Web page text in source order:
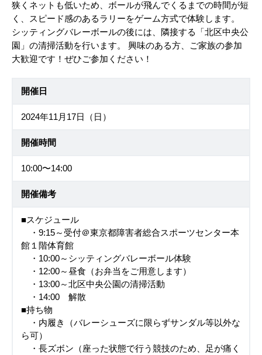
狭くネットも低いため、ボールが飛んでくるまでの時間が短
く、スピード感のあるラリーをゲーム方式で体験します。
シッティングバレーボールの後には、隣接する「北区中央公
園」の清掃活動を行います。 興味のある方、ご家族の参加
大歓迎です！ぜひご参加ください！
開催日
2024年11月17日（日）
開催時間
10:00〜14:00
開催備考
■スケジュール
・9:15～受付＠東京都障害者総合スポーツセンター本
館１階体育館
・10:00～シッティングバレーボール体験
・12:00～昼食（お弁当をご用意します）
・13:00～北区中央公園の清掃活動
・14:00 解散
■持ち物
・内履き（バレーシューズに限らずサンダル等以外な
ら可）
・長ズボン（座った状態で行う競技のため、足が痛く